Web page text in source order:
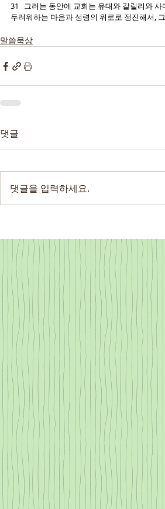
31   그러는 동안에 교회는 유대와 갈릴리와
두려워하는 마음과 성령의 위로로 정진해서,
말씀묵상
댓글
댓글을 입력하세요.